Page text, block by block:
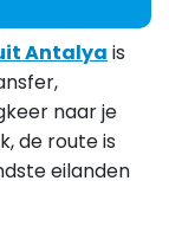
Antalya is
naar je
de route is
eilanden